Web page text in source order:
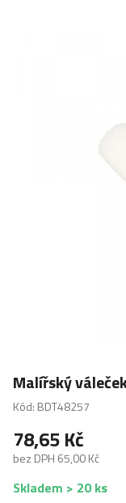
Malířský
Kód: BDT48257
78,65 Kč
bez DPH 65,00 Kč
Skladem > 20 ks